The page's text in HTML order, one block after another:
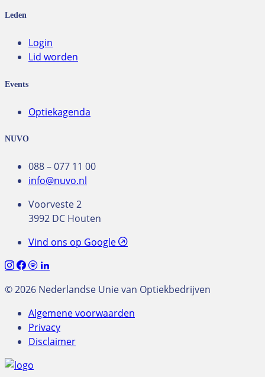
Leden
Login
Lid worden
Events
Optiekagenda
NUVO
088 – 077 11 00
info@nuvo.nl
Voorveste 2
3992 DC Houten
Vind ons op Google
© 2026 Nederlandse Unie van Optiekbedrijven
Algemene voorwaarden
Privacy
Disclaimer